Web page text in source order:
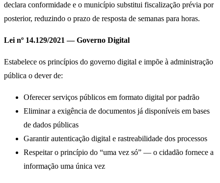
declara conformidade e o município substitui fiscalização prévia por
posterior, reduzindo o prazo de resposta de semanas para horas.
Lei nº 14.129/2021 — Governo Digital
Estabelece os princípios do governo digital e impõe à administração
pública o dever de:
Oferecer serviços públicos em formato digital por padrão
Eliminar a exigência de documentos já disponíveis em bases
de dados públicas
Garantir autenticação digital e rastreabilidade dos processos
Respeitar o princípio do “uma vez só” — o cidadão fornece a
informação uma única vez